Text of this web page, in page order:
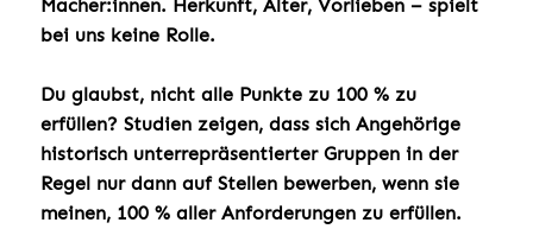
Macher:innen. Herkunft, Alter, Vorlieben – spielt
bei uns keine Rolle.
Du glaubst, nicht alle Punkte zu 100 % zu
erfüllen? Studien zeigen, dass sich Angehörige
historisch unterrepräsentierter Gruppen in der
Regel nur dann auf Stellen bewerben, wenn sie
meinen, 100 % aller Anforderungen zu erfüllen.